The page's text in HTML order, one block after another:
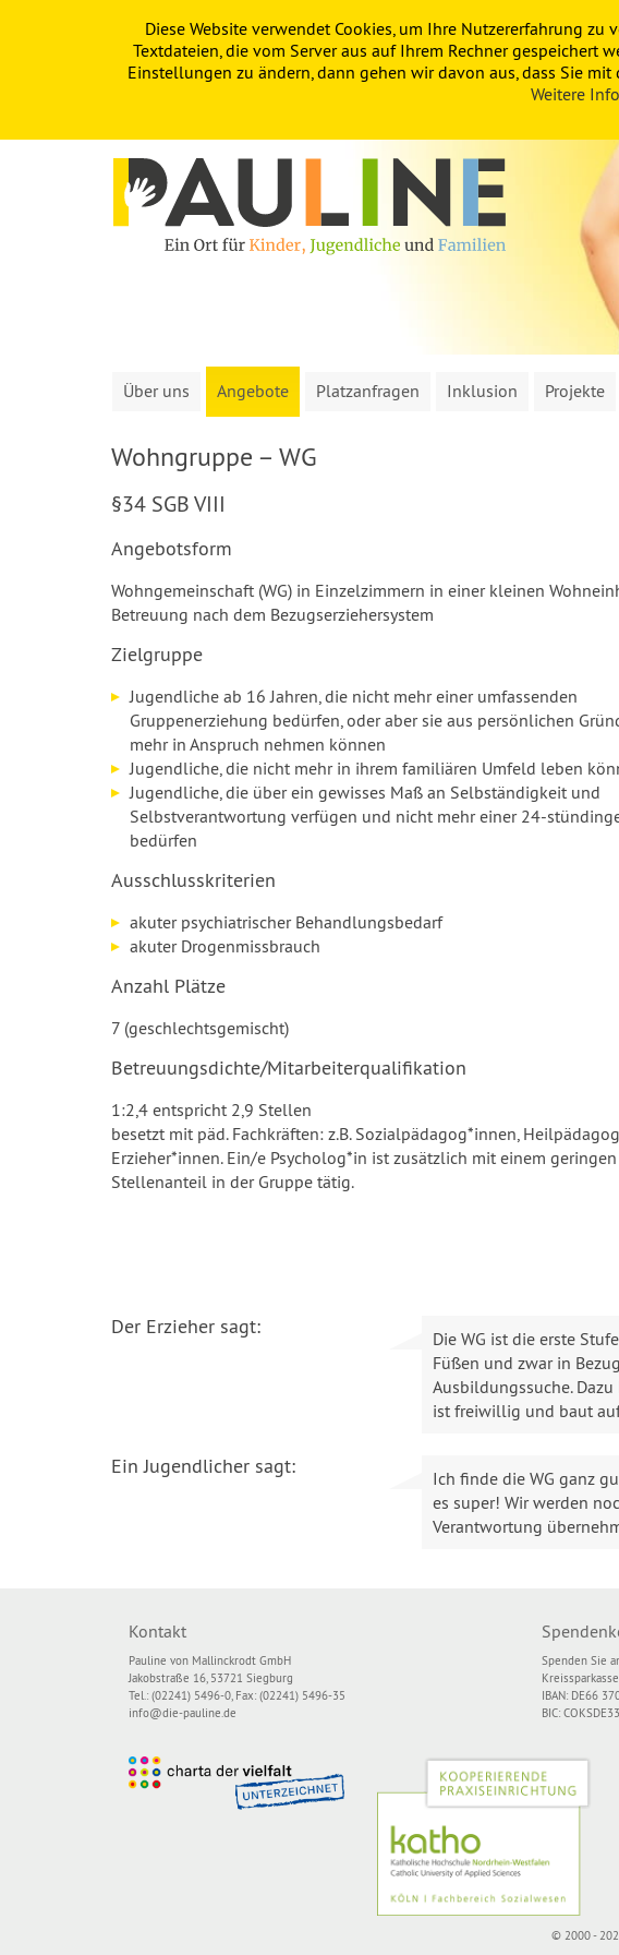
PAULINE KITA FÖRDERVEREIN
Über uns Angebote Platzanfragen Inklusion Projekte
Wohngruppe – WG
§34 SGB VIII
Angebotsform
Wohngemeinschaft (WG) in Einzelzimmern in einer kleinen
Betreuung nach dem Bezugserziehersystem
Zielgruppe
Jugendliche ab 16 Jahren, die nicht mehr einer umfassenden
Gruppenerziehung bedürfen, oder aber sie aus persönlichen
mehr in Anspruch nehmen können
Jugendliche, die nicht mehr in ihrem familiären Umfeld leben
Jugendliche, die über ein gewisses Maß an Selbständigkeit und
Selbstverantwortung verfügen und nicht mehr einer 24-
bedürfen
Ausschlusskriterien
akuter psychiatrischer Behandlungsbedarf
akuter Drogenmissbrauch
Anzahl Plätze
7 (geschlechtsgemischt)
Betreuungsdichte/Mitarbeiterqualifikation
1:2,4 entspricht 2,9 Stellen
besetzt mit päd. Fachkräften: z.B. Sozialpädagog*innen,
Erzieher*innen. Ein/e Psycholog*in ist zusätzlich mit einem geringen
Stellenanteil in der Gruppe tätig.
Der Erzieher sagt:
Die WG ist die erste
Füßen und zwar in
Ausbildungssuche.
ist freiwillig und baut
Ein Jugendlicher sagt:
Ich finde die WG ganz
es super! Wir werden
Verantwortung
Kontakt
Pauline von Mallinckrodt GmbH
Jakobstraße 16, 53721 Siegburg
Tel.: (02241) 5496-0, Fax: (02241) 5496-35
info@die-pauline.de
Spenden Sie
IBAN: DE66
BIC:
© 2000 -
Diese Website verwendet Cookies, um Ihre Nutzererfahrung
Textdateien, die vom Server aus auf Ihrem Rechner gespeichert
Einstellungen zu ändern, dann gehen wir davon aus, dass Sie
Weitere